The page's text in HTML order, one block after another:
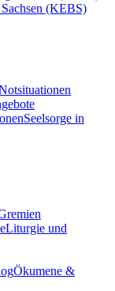
(KEBS)
Seelsorge in
Liturgie und
Ökumene &